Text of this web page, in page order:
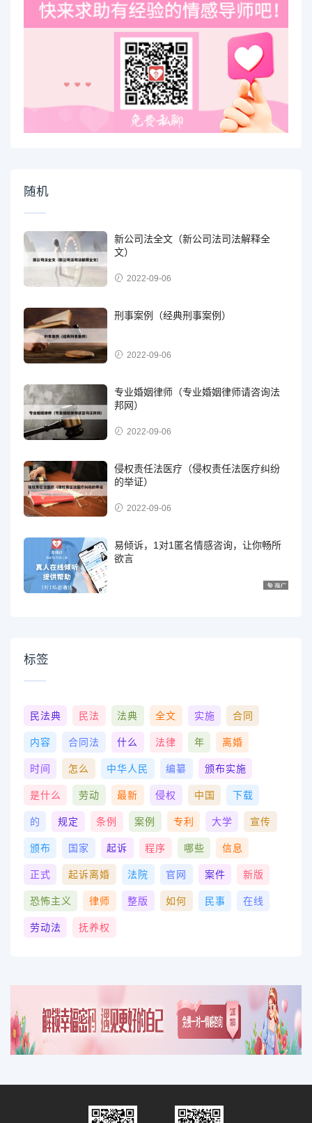
随机
新公司法全文（新公司法司法解释全
文）
2022-09-06
刑事案例（经典刑事案例）
2022-09-06
专业婚姻律师（专业婚姻律师请咨询法
邦网）
2022-09-06
侵权责任法医疗（侵权责任法医疗纠纷
的举证）
2022-09-06
易倾诉，1对1匿名情感咨询，让你畅所
欲言
标签
民法典 民法 法典 全文 实施 合同
内容 合同法 什么 法律 年 离婚
时间 怎么 中华人民 编纂 颁布实施
是什么 劳动 最新 侵权 中国 下载
的 规定 条例 案例 专利 大学 宣传
颁布 国家 起诉 程序 哪些 信息
正式 起诉离婚 法院 官网 案件 新版
恐怖主义 律师 整版 如何 民事 在线
劳动法 抚养权